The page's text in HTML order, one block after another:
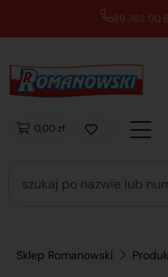
89 762 00 69 -
0,00 zł
Sklep Romanowski